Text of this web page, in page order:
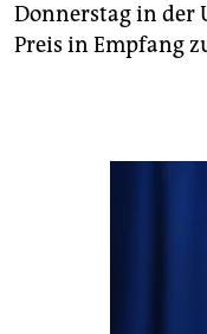
Donnerstag in der
Preis in Empfang